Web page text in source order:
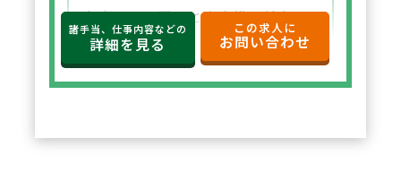
年収650万円～と高水準の給与設
定。年俸制で収入の見通しも立て
やすく、選択した都道府県内で安
諸手当、仕事内容などの
詳細を見る
この求人に
お問い合わせ